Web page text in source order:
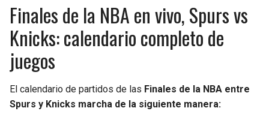
Finales de la NBA en vivo, Spurs vs
Knicks: calendario completo de
juegos
El calendario de partidos de las Finales de la NBA entre
Spurs y Knicks marcha de la siguiente manera: